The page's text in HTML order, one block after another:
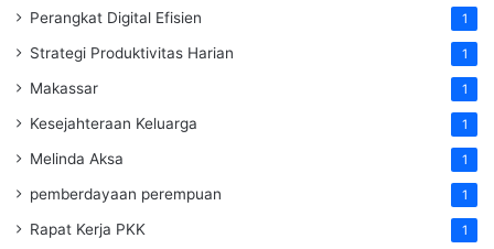
Perangkat Digital Efisien 1
Strategi Produktivitas Harian 1
Makassar 1
Kesejahteraan Keluarga 1
Melinda Aksa 1
pemberdayaan perempuan 1
Rapat Kerja PKK 1